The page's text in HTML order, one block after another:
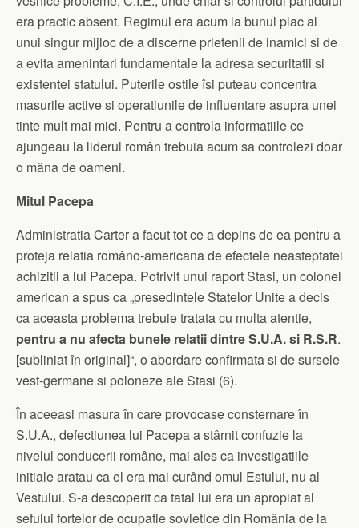
era practic absent. Regimul era acum la bunul plac al
unui singur mijloc de a discerne prietenii de inamici si de
a evita amenintari fundamentale la adresa securitatii si
existentei statului. Puterile ostile îsi puteau concentra
masurile active si operatiunile de influentare asupra unei
tinte mult mai mici. Pentru a controla informatiile ce
ajungeau la liderul român trebuia acum sa controlezi doar
o mâna de oameni.
Mitul Pacepa
Administratia Carter a facut tot ce a depins de ea pentru a
proteja relatia româno-americana de efectele neasteptatei
achizitii a lui Pacepa. Potrivit unui raport Stasi, un colonel
american a spus ca „presedintele Statelor Unite a decis
ca aceasta problema trebuie tratata cu multa atentie,
pentru a nu afecta bunele relatii dintre S.U.A. si R.S.R.
[subliniat în original]“, o abordare confirmata si de sursele
vest-germane si poloneze ale Stasi (6).
În aceeasi masura în care provocase consternare în
S.U.A., defectiunea lui Pacepa a stârnit confuzie la
nivelul conducerii române, mai ales ca investigatiile
initiale aratau ca el era mai curând omul Estului, nu al
Vestului. S-a descoperit ca tatal lui era un apropiat al
sefului fortelor de ocupatie sovietice din România de la